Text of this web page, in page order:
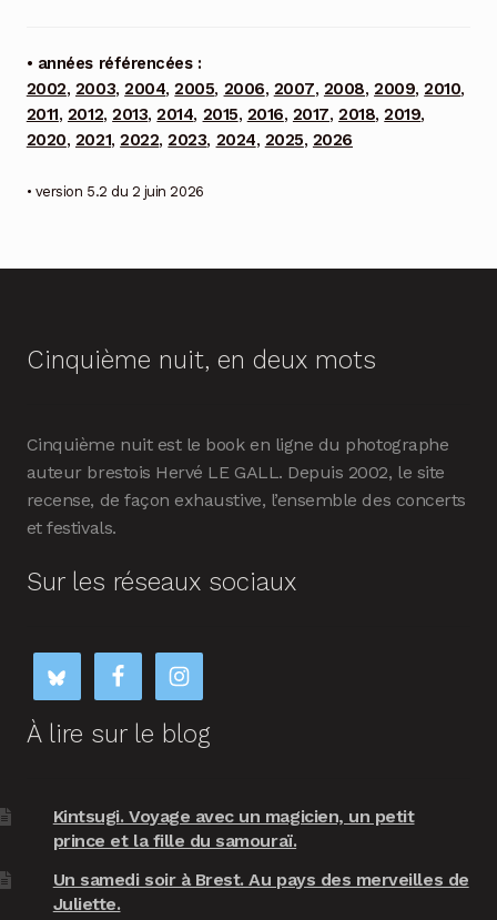
• années référencées :
2002, 2003,2004,2005, 2006, 2007, 2008,2009,2010,
2011, 2012,2013,2014, 2015, 2016, 2017,2018,2019,
2020, 2021,2022,2023, 2024, 2025, 2026
• version 5.2 du 2 juin 2026
Cinquième nuit, en deux mots
Cinquième nuit est le book en ligne du photographe
auteur brestois Hervé LE GALL. Depuis 2002, le site
recense, de façon exhaustive, l’ensemble des concerts
et festivals.
Sur les réseaux sociaux
À lire sur le blog
Kintsugi. Voyage avec un magicien, un petit
prince et la fille du samouraï.
Un samedi soir à Brest. Au pays des merveilles de
Juliette.